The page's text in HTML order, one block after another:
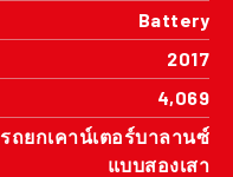
Battery
2017
4,069
รถยกเคาน์เตอร์บาลานซ์
แบบสองเสา